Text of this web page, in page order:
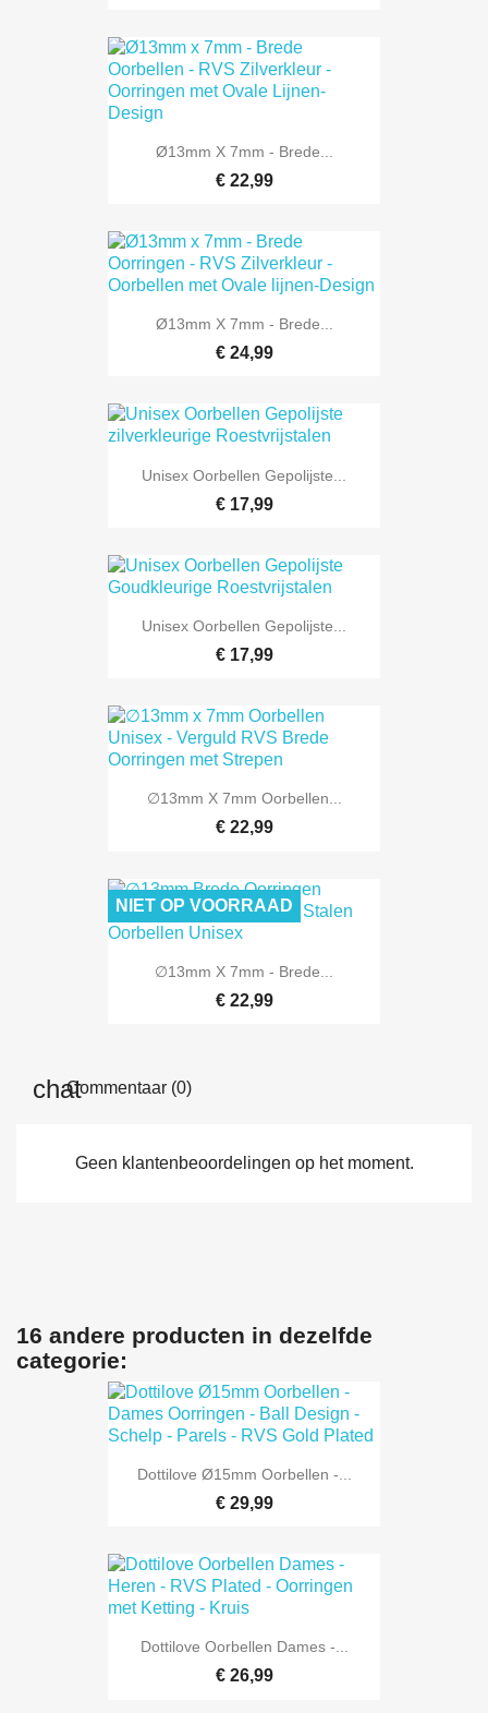
Ø13mm X 7mm - Brede...
€ 22,99
Ø13mm X 7mm - Brede...
€ 24,99
Unisex Oorbellen Gepolijste...
€ 17,99
Unisex Oorbellen Gepolijste...
€ 17,99
∅13mm X 7mm Oorbellen...
€ 22,99
∅13mm X 7mm - Brede...
€ 22,99
NIET OP VOORRAAD
Commentaar (0)
Geen klantenbeoordelingen op het moment.
16 andere producten in dezelfde
categorie:
Dottilove Ø15mm Oorbellen -...
€ 29,99
Dottilove Oorbellen Dames -...
€ 26,99